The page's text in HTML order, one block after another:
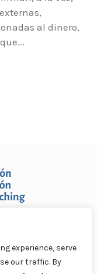
experience, serve
our traffic. By
al dinero,
|
Antispam |